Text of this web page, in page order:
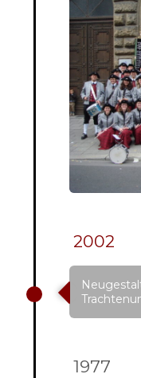
2002
1977